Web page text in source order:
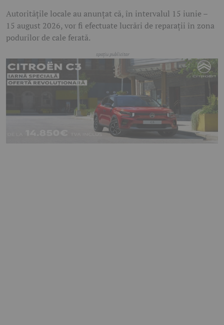
Autoritățile locale au anunțat că, în intervalul 15 iunie –
15 august 2026, vor fi efectuate lucrări de reparații în zona
podurilor de cale ferată.